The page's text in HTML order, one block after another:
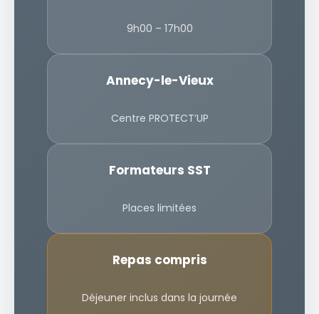
9h00 – 17h00
Annecy-le-Vieux
Centre PROTECT’UP
Formateurs SST
Places limitées
Repas compris
Déjeuner inclus dans la journée